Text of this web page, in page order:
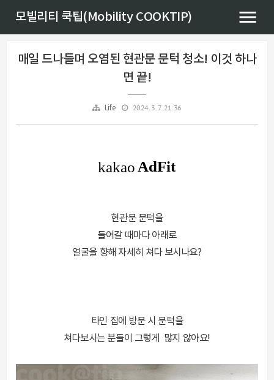
모빌리티 쿡팁(Mobility COOKTIP)
매일 드나들며 오염된 현관문 문턱 청소! 이것 하나
면 끝!
Life 2024. 3. 7. 21:36
현관문 문턱을
들어갈 때마다 아래로
얼굴을 향해 자세히 쳐다 보시나요?
타인 집에 방문 시 문턱을
쳐다보시는 분들이 그렇게 많지 않아요!